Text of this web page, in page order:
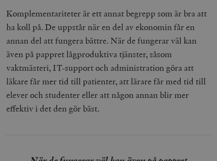
Komplementariteter är ett annat begrepp som är bra att
ha koll på. De uppstår när en del av ekonomin får en
annan del att fungera bättre. När de fungerar väl kan
även på pappret lågproduktiva tjänster, såsom
vaktmästeri, IT-support och administration göra att
läkare får mer tid till patienter, att lärare får med tid till
elever och studenter eller att någon annan blir mer
effektiv i det den gör bäst.